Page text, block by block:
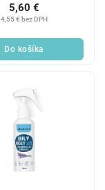
4,55 € bez DPH
5,60 €
Do košíka